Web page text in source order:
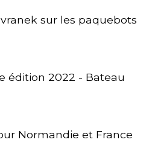
sur les paquebots
édition 2022 - Bateau
Normandie et France